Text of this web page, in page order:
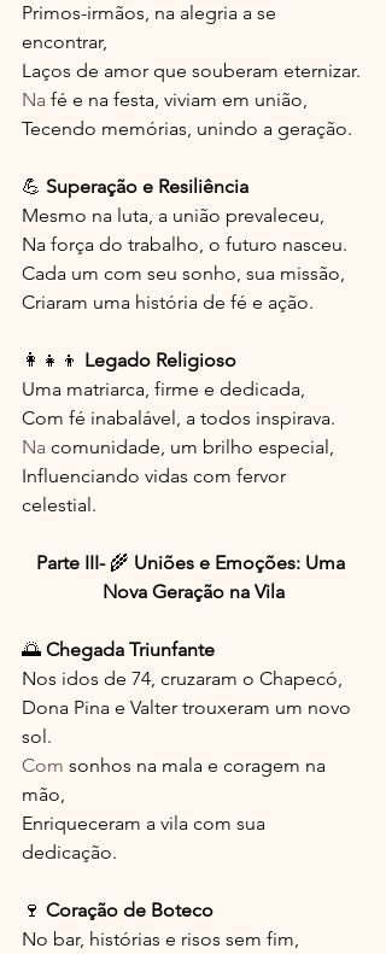
Primos-irmãos, na alegria a se
encontrar,
Laços de amor que souberam eternizar.
Na fé e na festa, viviam em união,
Tecendo memórias, unindo a geração.
💪 Superação e Resiliência
Mesmo na luta, a união prevaleceu,
Na força do trabalho, o futuro nasceu.
Cada um com seu sonho, sua missão,
Criaram uma história de fé e ação.
👩👧👦 Legado Religioso
Uma matriarca, firme e dedicada,
Com fé inabalável, a todos inspirava.
Na comunidade, um brilho especial,
Influenciando vidas com fervor
celestial.
Parte III- 🌾 Uniões e Emoções: Uma
Nova Geração na Vila
🌅 Chegada Triunfante
Nos idos de 74, cruzaram o Chapecó,
Dona Pina e Valter trouxeram um novo
sol.
Com sonhos na mala e coragem na
mão,
Enriqueceram a vila com sua
dedicação.
🍷 Coração de Boteco
No bar, histórias e risos sem fim,